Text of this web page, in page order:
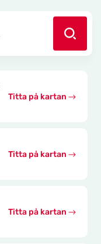
Titta på kartan
Titta på kartan
Titta på kartan